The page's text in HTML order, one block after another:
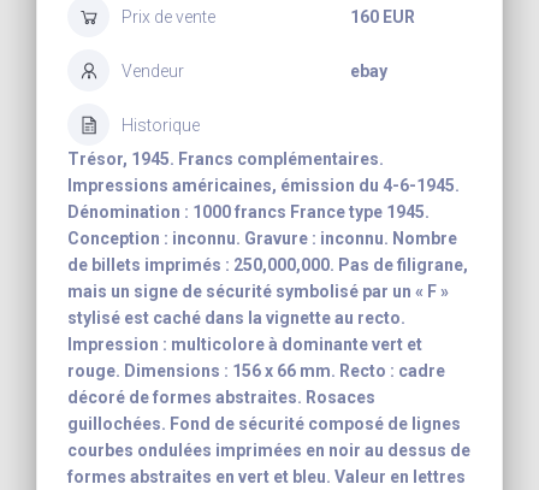
Prix de vente 160 EUR
Vendeur ebay
Historique
Trésor, 1945. Francs complémentaires.
Impressions américaines, émission du 4-6-1945.
Dénomination : 1000 francs France type 1945.
Conception : inconnu. Gravure : inconnu. Nombre
de billets imprimés : 250,000,000. Pas de filigrane,
mais un signe de sécurité symbolisé par un « F »
stylisé est caché dans la vignette au recto.
Impression : multicolore à dominante vert et
rouge. Dimensions : 156 x 66 mm. Recto : cadre
décoré de formes abstraites. Rosaces
guillochées. Fond de sécurité composé de lignes
courbes ondulées imprimées en noir au dessus de
formes abstraites en vert et bleu. Valeur en lettres